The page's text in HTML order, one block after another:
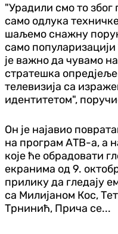
"Урадили смо то због
само одлука
шаљемо снажну
само
је важно да чувамо
стратешка
телевизија са
идентитетом",
Он је најавио
на програм АТВ-а, а
које ће обрадовати
екранима од 9.
прилику да гледају
са Милијаном Кос,
Трнинић, Прича се...